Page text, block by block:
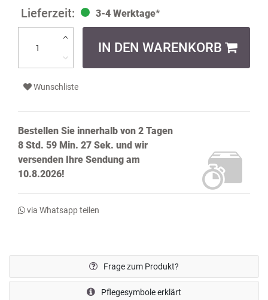
3-4 Werktage*
IN DEN WARENKORB
Wunschliste
Bestellen Sie innerhalb von 2 Tagen
8 Std. 59 Min. 26 Sek. und wir
versenden Ihre Sendung am
10.8.2026!
via Whatsapp teilen
Frage zum Produkt?
Pflegesymbole erklärt